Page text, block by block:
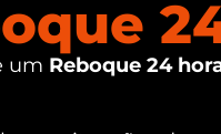
um Reboque 24